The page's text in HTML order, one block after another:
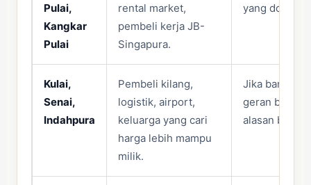
Pulai,
Kangkar
Pulai
rental market,
pembeli kerja JB-
Singapura.
yang
Kulai,
Senai,
Indahpura
Pembeli kilang,
logistik, airport,
keluarga yang cari
harga lebih mampu
milik.
Jika banyak
geran belum
alasan buyer